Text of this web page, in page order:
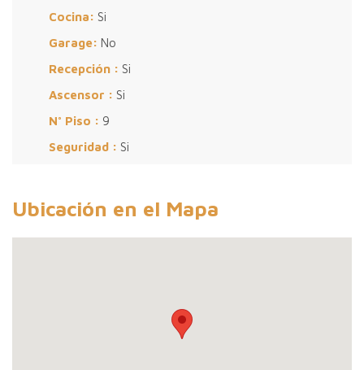
Cocina: Si
Garage: No
Recepción : Si
Ascensor : Si
N° Piso : 9
Seguridad : Si
Ubicación en el Mapa